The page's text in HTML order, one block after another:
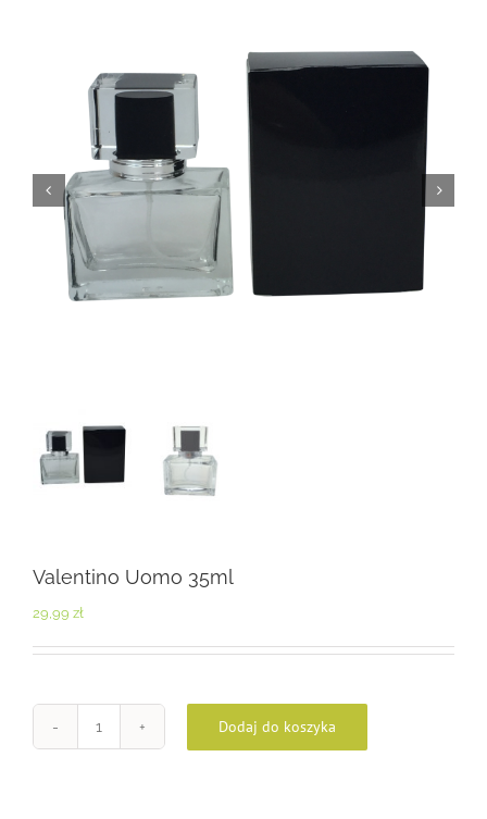
Valentino Uomo 35ml
29,99 zł
ilość
Dodaj do koszyka